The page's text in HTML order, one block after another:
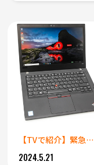
【TVで紹介】緊急対応 Le...
2024.5.21